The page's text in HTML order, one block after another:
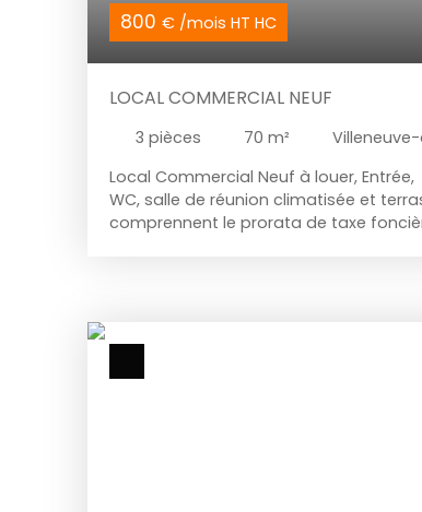
800 € /mois HT HC
LOCAL COMMERCIAL NEUF
3 pièces 70 m²
Local Commercial Neuf à louer,
WC, salle de réunion climatisée et
comprennent le prorata de taxe